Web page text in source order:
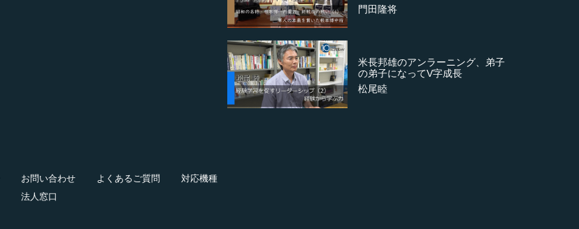
門田隆将
米長邦雄のアンラーニング、弟子
の弟子になってV字成長
松尾睦
お問い合わせ よくあるご質問
対応機種
法人窓口